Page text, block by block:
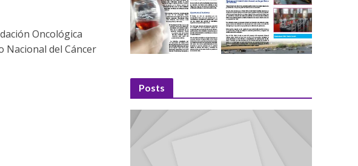
Oncológica
Nacional del Cáncer
Posts